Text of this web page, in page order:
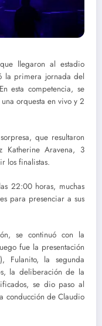
llegaron al estadio
la primera jornada del
esta competencia, se
orquesta en vivo y 2
que resultaron
Katherine Aravena, 3
los finalistas.
22:00 horas, muchas
para presenciar a sus
se continuó con la
fue la presentación
Fulanito, la segunda
la deliberación de la
se dio paso al
conducción de Claudio